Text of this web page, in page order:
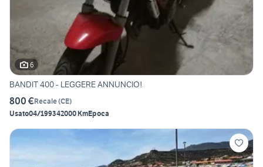
6
BANDIT 400 - LEGGERE ANNUNCIO!
800 €Recale(CE)
Usato04/199342000 KmEpoca